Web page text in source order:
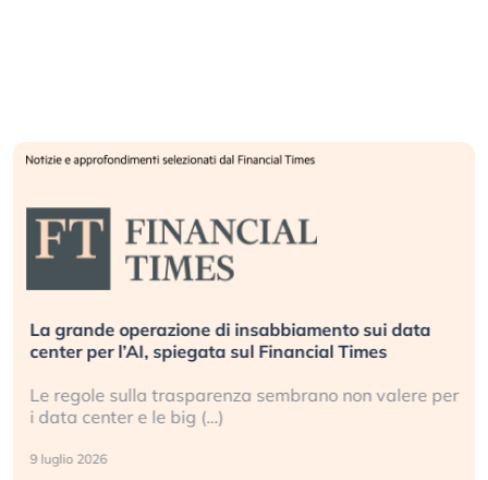
La grande operazione di insabbiamento sui data
center per l’AI, spiegata sul Financial Times
Le regole sulla trasparenza sembrano non valere per
i data center e le big (…)
9 luglio 2026